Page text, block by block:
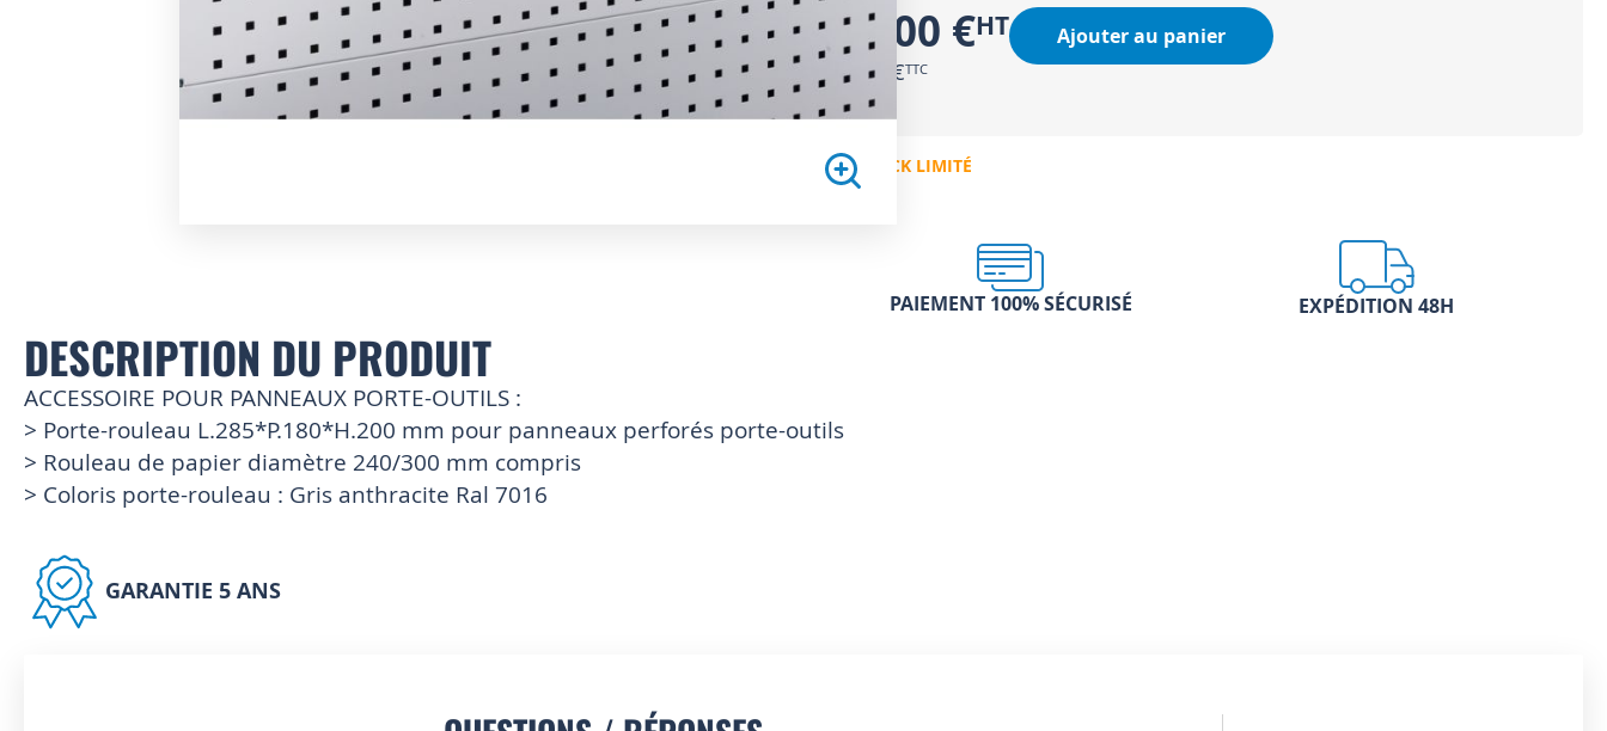
the
images
gallery
68,00 €
81,60 €
Ajouter au panier
EN STOCK LIMITÉ
PAIEMENT 100% SÉCURISÉ EXPÉDITION 48H
DESCRIPTION DU PRODUIT
ACCESSOIRE POUR PANNEAUX PORTE-OUTILS :
> Porte-rouleau L.285*P.180*H.200 mm pour panneaux perforés porte-outils
> Rouleau de papier diamètre 240/300 mm compris
> Coloris porte-rouleau : Gris anthracite Ral 7016
GARANTIE 5 ANS